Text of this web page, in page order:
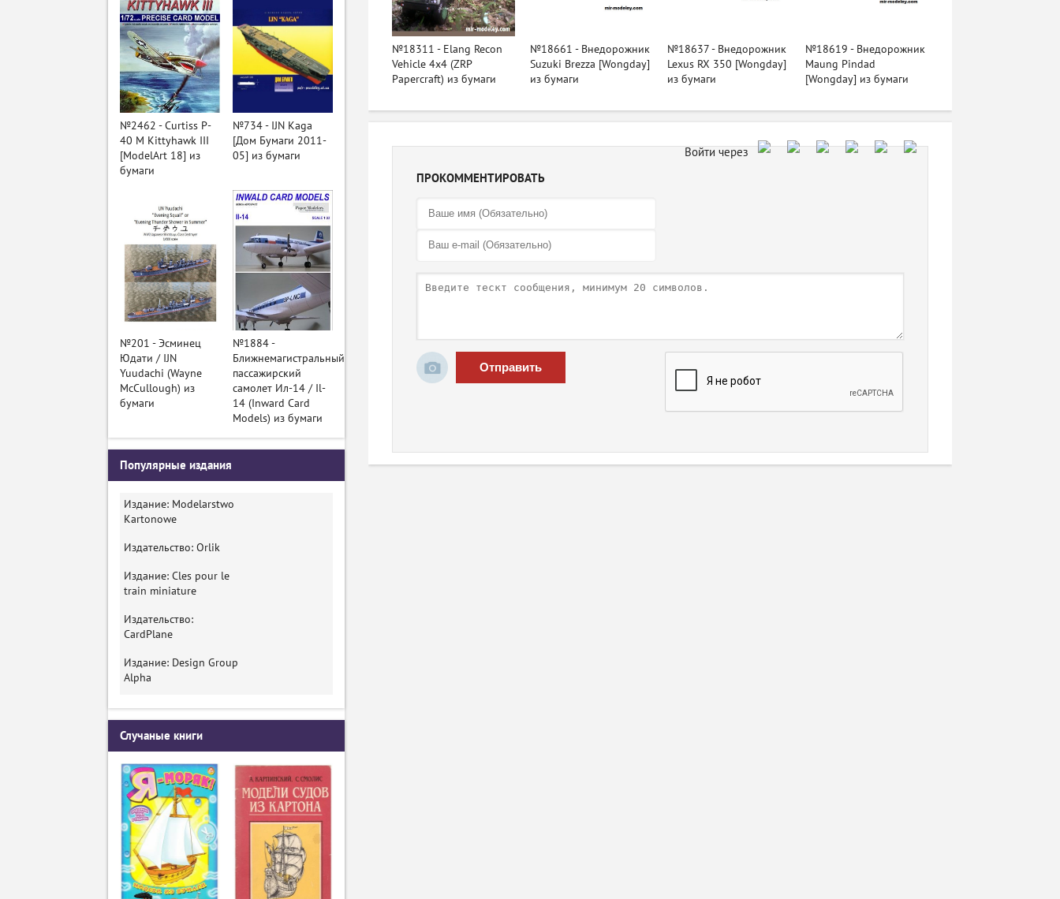
№18311 - Elang Recon
Vehicle 4x4 (ZRP
Papercraft) из бумаги
№18661 - Внедорожник
Suzuki Brezza [Wongday]
из бумаги
№18637 - Внедорожник
Lexus RX 350 [Wongday]
из бумаги
№18619 - Внедорожник
Maung Pindad
[Wongday] из бумаги
ПРОКОММЕНТИРОВАТЬ
Отправить
№2462 - Curtiss P-
40 M Kittyhawk III
[ModelArt 18] из
бумаги
№734 - IJN Kaga
[Дом Бумаги 2011-
05] из бумаги
№201 - Эсминец
Юдати / IJN
Yuudachi (Wayne
McCullough) из
бумаги
№1884 -
Ближнемагистральный
пассажирский
самолет Ил-14 / Il-
14 (Inward Card
Models) из бумаги
Популярные издания
Издание: Modelarstwo
Kartonowe
Издательство: Orlik
Издание: Cles pour le
train miniature
Издательство:
CardPlane
Издание: Design Group
Alpha
Случаные книги